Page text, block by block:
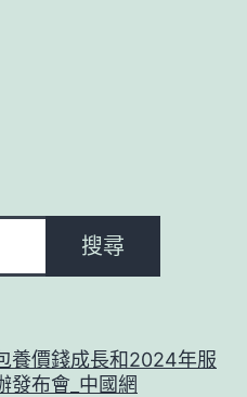
搜尋
養價錢成長和2024年服
發布會_中國網